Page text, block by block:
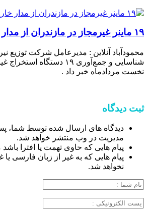
۱۹ ماینر غیرمجاز در مازندران از مدار خارج شد
محمودآباد آنلاین : مدیرعامل شرکت توزیع
شناسایی و جمع‌آوری ۱۹
نخست مردادماه خبر داد .
ثبت دیدگاه
دیدگاه های ارسال شده توسط شما،
مدیریت در وب منتشر خواهد شد.
پیام هایی که حاوی تهمت یا افترا
پیام هایی که به غیر از زبان فارسی
نخواهد شد.